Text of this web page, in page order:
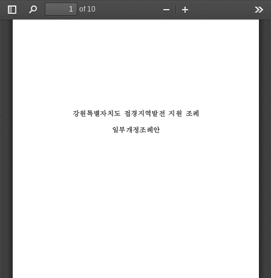
Toggle
Find
of 10
Zoom
강원특별자치도 접경지역발전 지원 조례
일부개정조례안